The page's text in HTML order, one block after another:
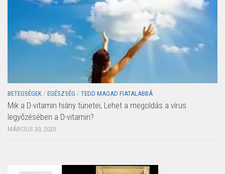
BETEGSÉGEK / EGÉSZSÉG / TEDD MAGAD FIATALABBÁ
Mik a D-vitamin hiány tünetei, Lehet a megoldás a vírus
legyőzésében a D-vitamin?
MÁRCIUS 30, 2020